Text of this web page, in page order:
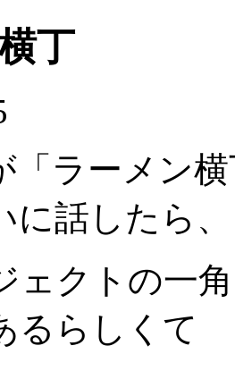
丁
「ラーメン
に話したら、
ェクトの一
るらしくて